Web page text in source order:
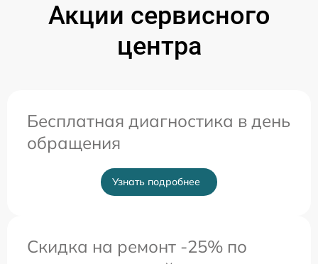
Акции сервисного
центра
Бесплатная диагностика в день
обращения
Узнать подробнее
Скидка на ремонт -25% по